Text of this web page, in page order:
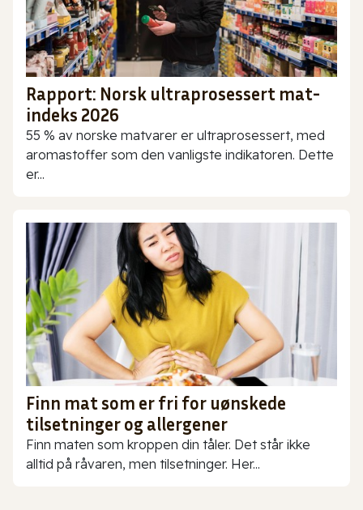
Rapport: Norsk ultraprosessert mat-
indeks 2026
55 % av norske matvarer er ultraprosessert, med
aromastoffer som den vanligste indikatoren. Dette
er...
Finn mat som er fri for uønskede
tilsetninger og allergener
Finn maten som kroppen din tåler. Det står ikke
alltid på råvaren, men tilsetninger. Her...